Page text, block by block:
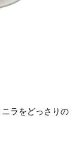
ラをどっさりの